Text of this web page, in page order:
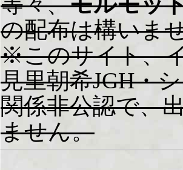
の配布は構いま
※このサイト、
見里朝希JGH・
関係非公認で、
ません。